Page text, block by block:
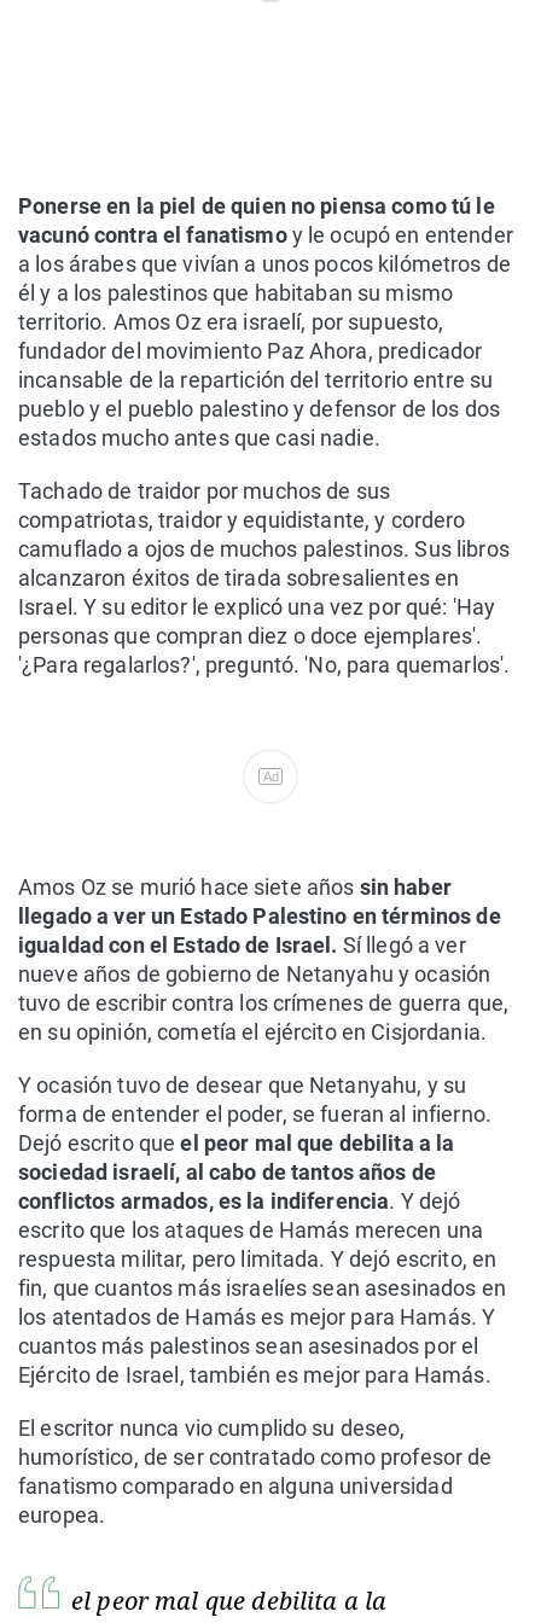
Ponerse en la piel de quien no piensa como tú le
vacunó contra el fanatismoy le ocupó en entender
a los árabes que vivían a unos pocos kilómetros de
él y a los palestinos que habitaban su mismo
territorio. Amos Oz era israelí, por supuesto,
fundador del movimiento Paz Ahora, predicador
incansable de la repartición del territorio entre su
pueblo y el pueblo palestino y defensor de los dos
estados mucho antes que casi nadie.
Tachado de traidor por muchos de sus
compatriotas, traidor y equidistante, y cordero
camuflado a ojos de muchos palestinos. Sus libros
alcanzaron éxitos de tirada sobresalientes en
Israel. Y su editor le explicó una vez por qué: 'Hay
personas que compran diez o doce ejemplares'.
'¿Para regalarlos?', preguntó. 'No, para quemarlos'.
Ad
Amos Oz se murió hace siete años sin haber
llegado a ver un Estado Palestino en términos de
igualdad con el Estado de Israel. Sí llegó a ver
nueve años de gobierno de Netanyahu y ocasión
tuvo de escribir contra los crímenes de guerra que,
en su opinión, cometía el ejército en Cisjordania.
Y ocasión tuvo de desear que Netanyahu, y su
forma de entender el poder, se fueran al infierno.
Dejó escrito queel peor mal que debilita a la
sociedad israelí, al cabo de tantos años de
conflictos armados, es la indiferencia. Y dejó
escrito que los ataques de Hamás merecen una
respuesta militar, pero limitada. Y dejó escrito, en
fin, que cuantos más israelíes sean asesinados en
los atentados de Hamás es mejor para Hamás. Y
cuantos más palestinos sean asesinados por el
Ejército de Israel, también es mejor para Hamás.
El escritor nunca vio cumplido su deseo,
humorístico, de ser contratado como profesor de
fanatismo comparado en alguna universidad
europea.
el peor mal que debilita a la